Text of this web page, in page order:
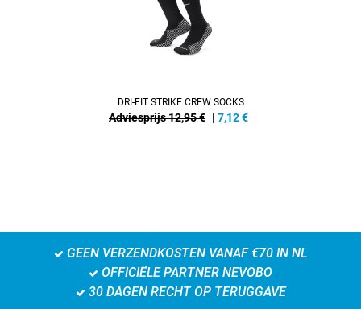
DRI-FIT STRIKE CREW SOCKS
Adviesprijs 12,95 € | 7,12€
GEEN VERZENDKOSTEN VANAF €70 IN NL
OFFICIËLE PARTNER NEVOBO
30 DAGEN RECHT OP TERUGGAVE